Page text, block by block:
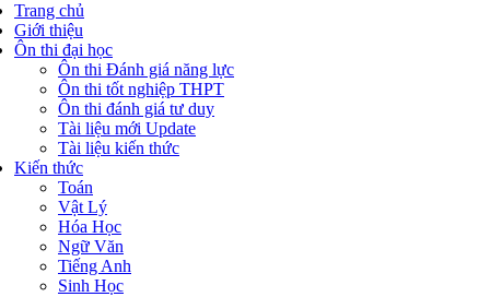
Trang chủ
Giới thiệu
Ôn thi đại học
Ôn thi Đánh giá năng lực
Ôn thi tốt nghiệp THPT
Ôn thi đánh giá tư duy
Tài liệu mới Update
Tài liệu kiến thức
Kiến thức
Toán
Vật Lý
Hóa Học
Ngữ Văn
Tiếng Anh
Sinh Học